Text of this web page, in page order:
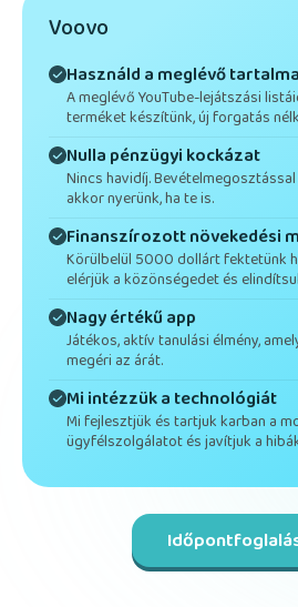
Voovo
Használd a meglévő
A meglévő YouTube-lejátszási
terméket készítünk, új forgatás
Nulla pénzügyi kockázat
Nincs havidíj.
akkor nyerünk, ha te is.
Finanszírozott növekedési
Körülbelül 5000 dollárt fektetünk
elérjük a közönségedet és
Nagy értékű app
Játékos, aktív tanulási élmény,
megéri az árát.
Mi intézzük a technológiát
Mi fejlesztjük és tartjuk karban a
ügyfélszolgálatot és javítjuk a